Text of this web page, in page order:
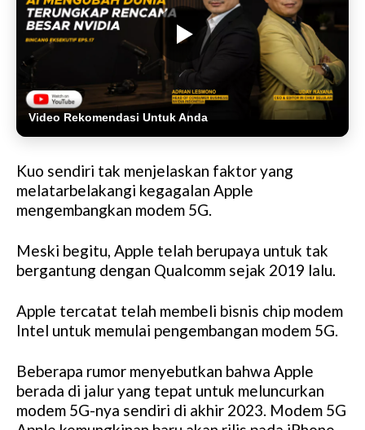
Video Rekomendasi Untuk Anda
Kuo sendiri tak menjelaskan faktor yang
melatarbelakangi kegagalan Apple
mengembangkan modem 5G.
Meski begitu, Apple telah berupaya untuk tak
bergantung dengan Qualcomm sejak 2019 lalu.
Apple tercatat telah membeli bisnis chip modem
Intel untuk memulai pengembangan modem 5G.
Beberapa rumor menyebutkan bahwa Apple
berada di jalur yang tepat untuk meluncurkan
modem 5G-nya sendiri di akhir 2023. Modem 5G